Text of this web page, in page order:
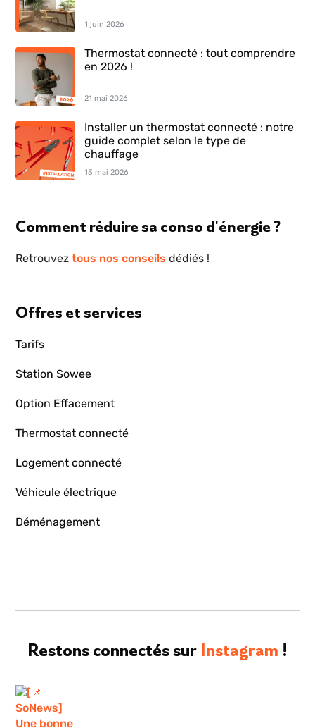
1 juin 2026
Thermostat connecté : tout comprendre
en 2026 !
21 mai 2026
Installer un thermostat connecté : notre
guide complet selon le type de
chauffage
13 mai 2026
Comment réduire sa conso d'énergie ?
Retrouveztous nos conseils dédiés !
Offres et services
Tarifs
Station Sowee
Option Effacement
Thermostat connecté
Logement connecté
Véhicule électrique
Déménagement
Restons connectés sur Instagram !